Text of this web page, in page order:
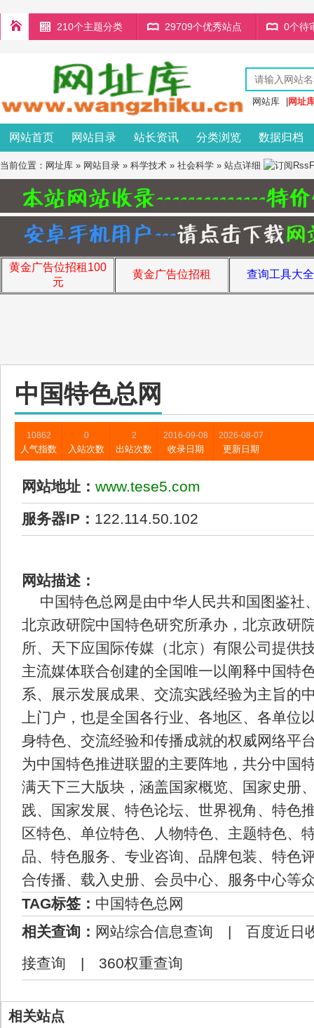
210个主题分类 29709个优秀站点 0个待
网站库 网址
网站首页 网站目录 站长资讯 分类浏览 数据归档
当前位置： 网址库 » 网站目录 » 科学技术 » 社会科学 » 站点详细
黄金广告位招租100
元
黄金广告位招租 查询工具大
中国特色总网
10862
人气指数
0
入站次数
2
出站次数
2016-09-08
收录日期
2026-08-07
更新日期
网站地址： www.tese5.com
服务器IP： 122.114.50.102
网站描述：
中国特色总网是由中华人民共和国图鉴社
北京政研院中国特色研究所承办，北京政研
所、天下应国际传媒（北京）有限公司提供
主流媒体联合创建的全国唯一以阐释中国特
系、展示发展成果、交流实践经验为主旨的
上门户，也是全国各行业、各地区、各单位
身特色、交流经验和传播成就的权威网络平
为中国特色推进联盟的主要阵地，共分中国
满天下三大版块，涵盖国家概览、国家史册
践、国家发展、特色论坛、世界视角、特色
区特色、单位特色、人物特色、主题特色、
品、特色服务、专业咨询、品牌包装、特色
合传播、载入史册、会员中心、服务中心等
TAG标签： 中国特色总网
相关查询： 网站综合信息查询 | 百度近日
接查询 | 360权重查询
相关站点